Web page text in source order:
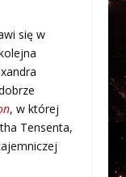
się w
, w której
Tensenta,